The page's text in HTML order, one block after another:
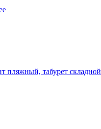
пляжный, табурет складной